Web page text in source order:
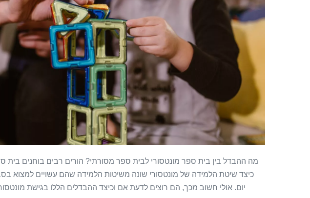
מה ההבדל בין בית ספר מונטסורי לבית ספר מסורתי? הורים רבים בוחנים בית
כיצד שיטת הלמידה של מונטסורי שונה משיטות הלמידה שהם עשויים למצוא
יום. אולי חשוב מכך, הם רוצים לדעת אם וכיצד ההבדלים הללו בגישת